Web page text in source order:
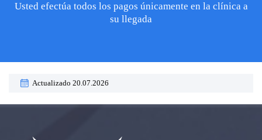
Usted efectúa todos los pagos únicamente en la clínica a
su llegada
Actualizado 20.07.2026